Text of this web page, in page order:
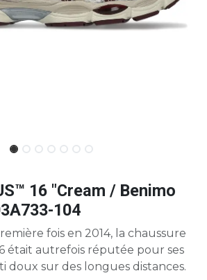
16 "Cream / Benimo
104
fois en 2014, la chaussure
était autrefois réputée pour ses
doux sur des longues distances.